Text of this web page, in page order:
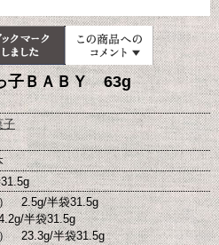
子ＢＡＢＹ 63g
子
2.5g/半袋31.5g
半袋31.5g
23.3g/半袋31.5g